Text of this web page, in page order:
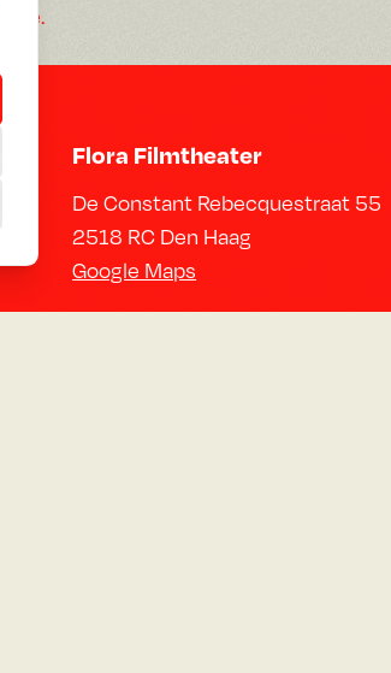
life.
Flora Filmtheater
De Constant Rebecquestraat 55
2518 RC Den Haag
Google Maps